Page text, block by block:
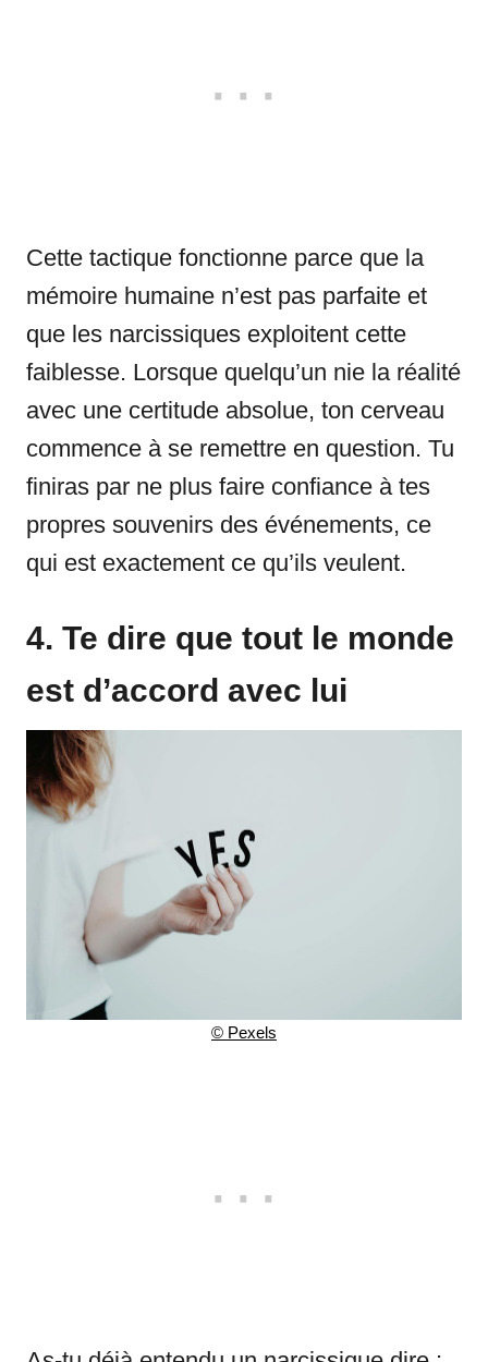
Cette tactique fonctionne parce que la
mémoire humaine n’est pas parfaite et
que les narcissiques exploitent cette
faiblesse. Lorsque quelqu’un nie la réalité
avec une certitude absolue, ton cerveau
commence à se remettre en question. Tu
finiras par ne plus faire confiance à tes
propres souvenirs des événements, ce
qui est exactement ce qu’ils veulent.
4. Te dire que tout le monde
est d’accord avec lui
© Pexels